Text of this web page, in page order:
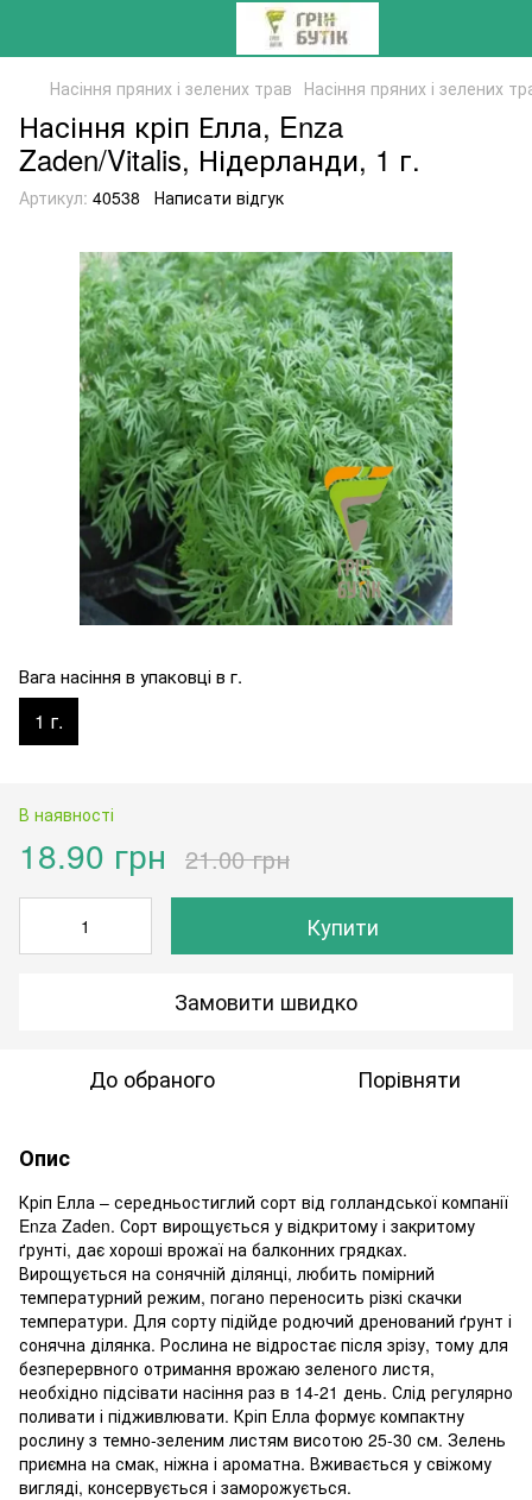
Насіння пряних і зелених трав Насіння пряних і зелених
Насіння кріп Елла, Enza
Zaden/Vitalis, Нідерланди, 1 г.
Артикул: 40538 Написати відгук
Вага насіння в упаковці в г.
1 г.
В наявності
18.90 грн 21.00 грн
Купити
Замовити швидко
До обраного Порівняти
Опис
Кріп Елла – середньостиглий сорт від голландської компанії
Enza Zaden. Сорт вирощується у відкритому і закритому
ґрунті, дає хороші врожаї на балконних грядках.
Вирощується на сонячній ділянці, любить помірний
температурний режим, погано переносить різкі скачки
температури. Для сорту підійде родючий дренований ґрунт і
сонячна ділянка. Рослина не відростає після зрізу, тому для
безперервного отримання врожаю зеленого листя,
необхідно підсівати насіння раз в 14-21 день. Слід регулярно
поливати і підживлювати. Кріп Елла формує компактну
рослину з темно-зеленим листям висотою 25-30 см. Зелень
приємна на смак, ніжна і ароматна. Вживається у свіжому
вигляді, консервується і заморожується.